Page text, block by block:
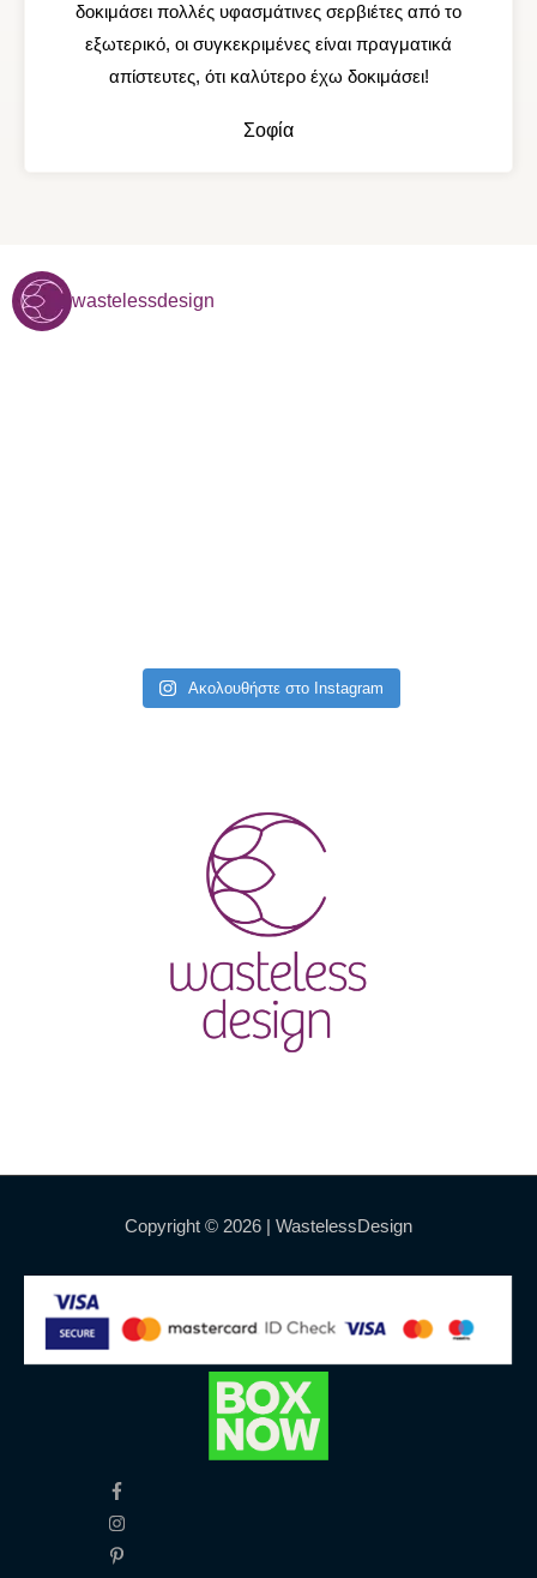
e
d
5
δοκιμάσει πολλές υφασμάτινες σερβιέτες από το
εξωτερικό, οι συγκεκριμένες είναι πραγματικά
απίστευτες, ότι καλύτερο έχω δοκιμάσει!
Σοφία
wastelessdesign
Ακολουθήστε στο Instagram
Copyright © 2026 | WastelessDesign